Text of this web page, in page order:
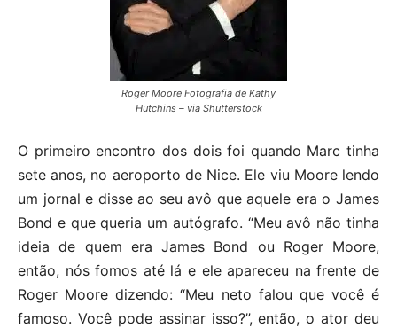
Roger Moore Fotografia de Kathy
Hutchins – via Shutterstock
O primeiro encontro dos dois foi quando Marc tinha
sete anos, no aeroporto de Nice. Ele viu Moore lendo
um jornal e disse ao seu avô que aquele era o James
Bond e que queria um autógrafo. “Meu avô não tinha
ideia de quem era James Bond ou Roger Moore,
então, nós fomos até lá e ele apareceu na frente de
Roger Moore dizendo: “Meu neto falou que você é
famoso. Você pode assinar isso?”, então, o ator deu